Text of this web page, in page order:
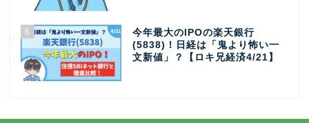
6
今年最大のIPOの楽天銀行
(5838)！日経は「鬼より怖い一
文新値」？【ロキ兄経済4/21】